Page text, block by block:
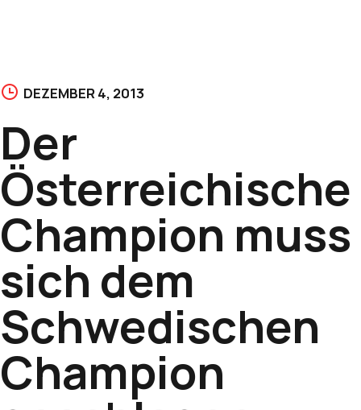
DEZEMBER 4, 2013
Der
Österreichische
Champion muss
sich dem
Schwedischen
Champion